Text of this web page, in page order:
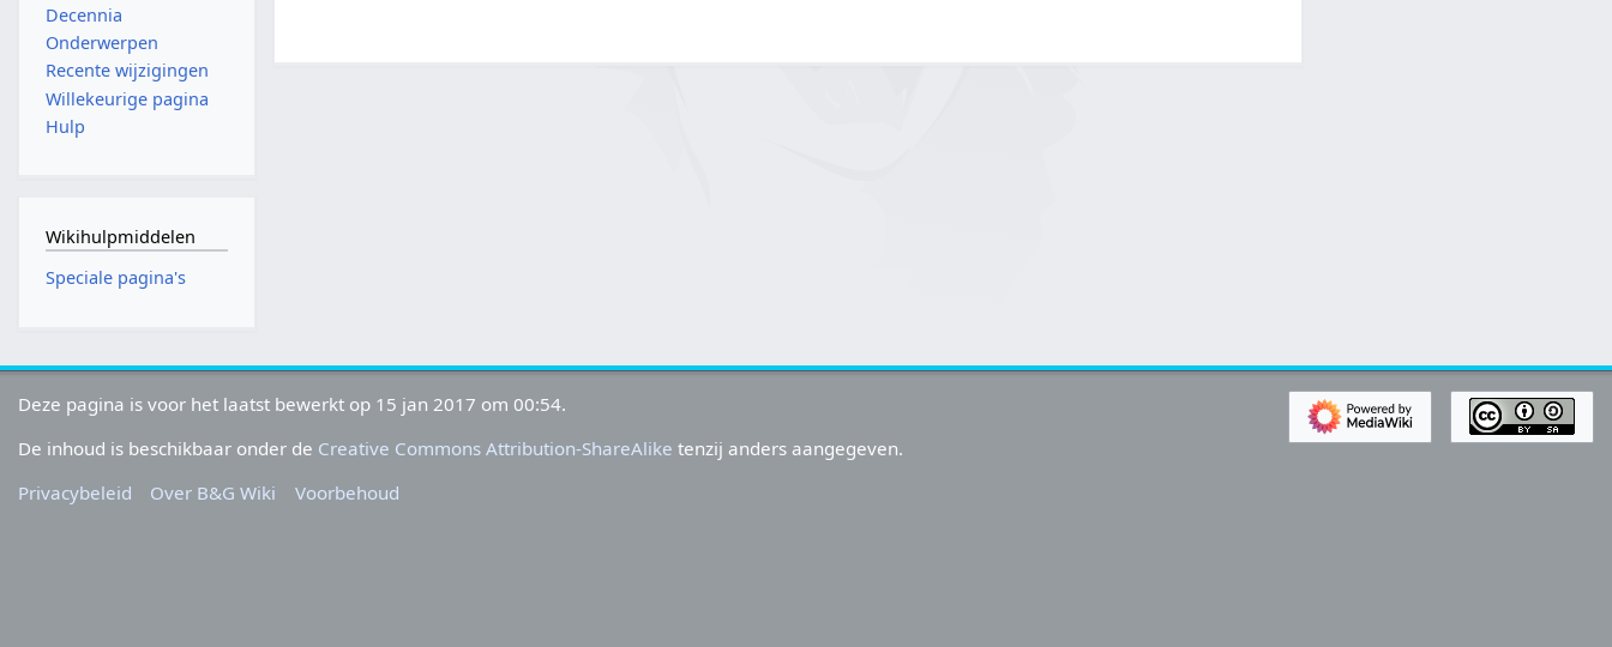
Decennia
Onderwerpen
Recente wijzigingen
Willekeurige pagina
Hulp
Wikihulpmiddelen
Speciale pagina's
Deze pagina is voor het laatst bewerkt op 15 jan 2017 om 00:54.
De inhoud is beschikbaar onder de Creative Commons Attribution-ShareAlike tenzij anders aangegeven.
Privacybeleid
Over B&G Wiki Voorbehoud